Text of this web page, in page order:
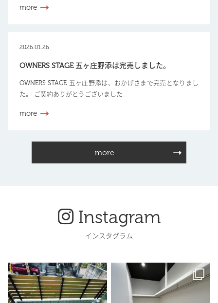
more
2026.01.26
OWNERS STAGE 五ヶ庄野添は完売しました。
OWNERS STAGE 五ヶ庄野添は、おかげさまで完売となりまし
た。 ご契約ありがとうございました...
more
more
Instagram
インスタグラム